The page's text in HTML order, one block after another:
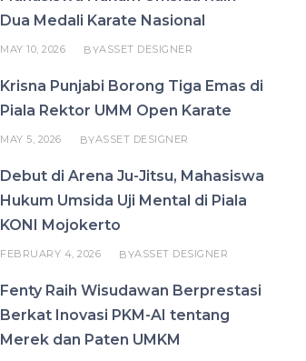
Dua Medali Karate Nasional
MAY 10, 2026 BYASSET DESIGNER
Krisna Punjabi Borong Tiga Emas di
Piala Rektor UMM Open Karate
MAY 5, 2026 BYASSET DESIGNER
Debut di Arena Ju-Jitsu, Mahasiswa
Hukum Umsida Uji Mental di Piala
KONI Mojokerto
FEBRUARY 4, 2026 BYASSET DESIGNER
Fenty Raih Wisudawan Berprestasi
Berkat Inovasi PKM-AI tentang
Merek dan Paten UMKM